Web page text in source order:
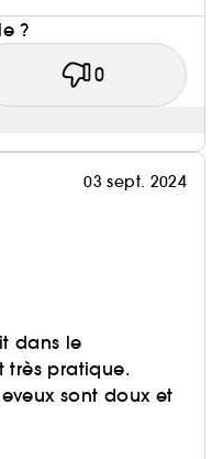
?
0
03 sept. 2024
dans le
très pratique.
sont doux et